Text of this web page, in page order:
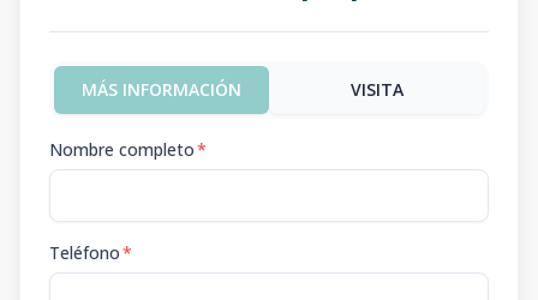
MÁS INFORMACIÓN VISITA
Nombre completo*
Teléfono*